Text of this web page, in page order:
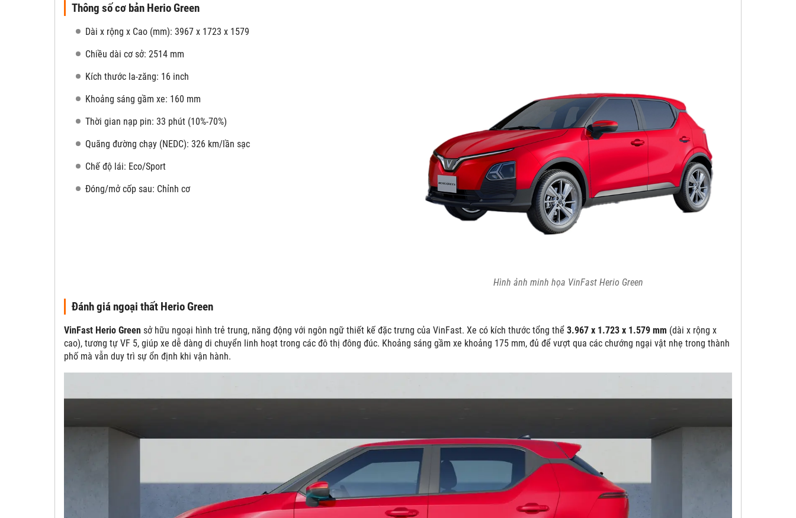
Thông số cơ bản Herio Green
Dài x rộng x Cao (mm): 3967 x 1723 x 1579
Chiều dài cơ sở: 2514 mm
Kích thước la-zăng: 16 inch
Khoảng sáng gầm xe: 160 mm
Thời gian nạp pin: 33 phút (10%-70%)
Quãng đường chạy (NEDC): 326 km/lần sạc
Chế độ lái: Eco/Sport
Đóng/mở cốp sau: Chỉnh cơ
Hình ảnh minh họa VinFast Herio Green
Đánh giá ngoại thất Herio Green
VinFast Herio Green sở hữu ngoại hình trẻ trung, năng động với ngôn ngữ thiết kế đặc trưng của VinFast. Xe có kích thước tổng thể 3.967 x 1.723 x 1.579 mm (dài x rộng x
cao), tương tự VF 5, giúp xe dễ dàng di chuyển linh hoạt trong các đô thị đông đúc. Khoảng sáng gầm xe khoảng 175 mm, đủ để vượt qua các chướng ngại vật nhẹ trong thành
phố mà vẫn duy trì sự ổn định khi vận hành.